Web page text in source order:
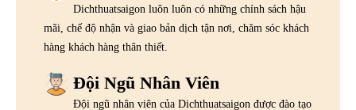
Dichthuatsaigon luôn luôn có những chính sách hậu
mãi, chế độ nhận và giao bản dịch tận nơi, chăm sóc khách
hàng khách hàng thân thiết.
Đội Ngũ Nhân Viên
Đội ngũ nhân viên của Dichthuatsaigon được đào tạo